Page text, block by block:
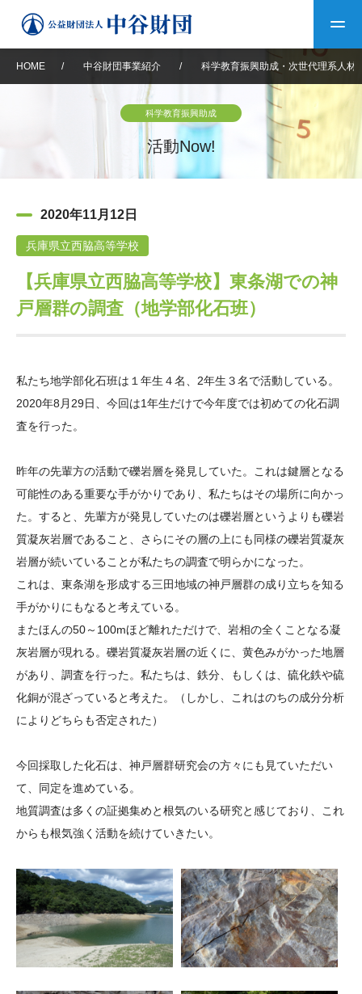
中谷財団について
設立趣意書
沿革 40年史デジタルブック
中谷財団40年史
役員・評議員 公開情報
年報一覧
中谷財団事業紹介
神戸賞 長期大型研究助成
大学院生奨学金
国際学生交流プログラ
ム
次世代理系人材育成プ
ログラム助成
中谷財団動画紹介
その他情報
アクセス よくあるご質問
日本語 English
HOME / 中谷財団事業紹介 / 科学教育振興助成・次世代理系人材
科学教育振興助成
活動Now!
2020年11月12日
兵庫県立西脇高等学校
【兵庫県立西脇高等学校】東条湖での神
戸層群の調査（地学部化石班）
私たち地学部化石班は１年生４名、2年生３名で活動している。
2020年8月29日、今回は1年生だけで今年度では初めての化石調
査を行った。
昨年の先輩方の活動で礫岩層を発見していた。これは鍵層となる
可能性のある重要な手がかりであり、私たちはその場所に向かっ
た。すると、先輩方が発見していたのは礫岩層というよりも礫岩
質凝灰岩層であること、さらにその層の上にも同様の礫岩質凝灰
岩層が続いていることが私たちの調査で明らかになった。
これは、東条湖を形成する三田地域の神戸層群の成り立ちを知る
手がかりにもなると考えている。
またほんの50～100mほど離れただけで、岩相の全くことなる凝
灰岩層が現れる。礫岩質凝灰岩層の近くに、黄色みがかった地層
があり、調査を行った。私たちは、鉄分、もしくは、硫化鉄や硫
化銅が混ざっていると考えた。（しかし、これはのちの成分分析
によりどちらも否定された）
今回採取した化石は、神戸層群研究会の方々にも見ていただい
て、同定を進めている。
地質調査は多くの証拠集めと根気のいる研究と感じており、これ
からも根気強く活動を続けていきたい。